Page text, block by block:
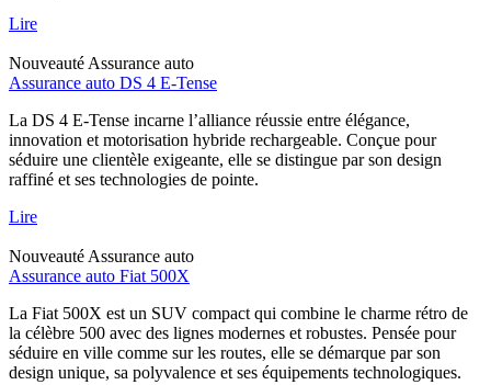
Lire
Nouveauté Assurance auto
Assurance auto DS 4 E-Tense
La DS 4 E-Tense incarne l’alliance réussie entre élégance,
innovation et motorisation hybride rechargeable. Conçue pour
séduire une clientèle exigeante, elle se distingue par son design
raffiné et ses technologies de pointe.
Lire
Nouveauté Assurance auto
Assurance auto Fiat 500X
La Fiat 500X est un SUV compact qui combine le charme rétro de
la célèbre 500 avec des lignes modernes et robustes. Pensée pour
séduire en ville comme sur les routes, elle se démarque par son
design unique, sa polyvalence et ses équipements technologiques.